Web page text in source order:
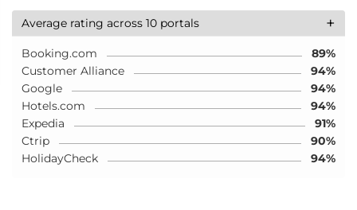
+
Average rating across 10 portals
Booking.com
89%
Customer Alliance
94%
Google
94%
Hotels.com
94%
Expedia
91%
Ctrip
90%
HolidayCheck
94%